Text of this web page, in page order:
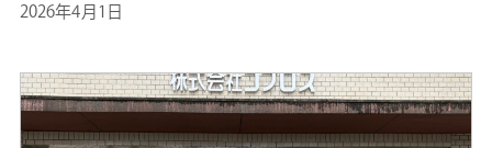
を図る
2026年4月1日